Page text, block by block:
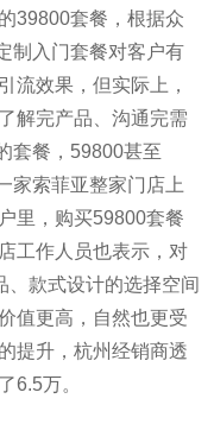
39800套餐，根据众
制入门套餐对客户有
流效果，但实际上，
解完产品、沟通完需
套餐，59800甚至
家索菲亚整家门店上
里，购买59800套餐
工作人员也表示，对
、款式设计的选择空间
值更高，自然也更受
提升，杭州经销商透
6.5万。